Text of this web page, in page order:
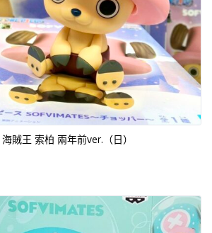
賊王 索柏 兩年前ver.（日）